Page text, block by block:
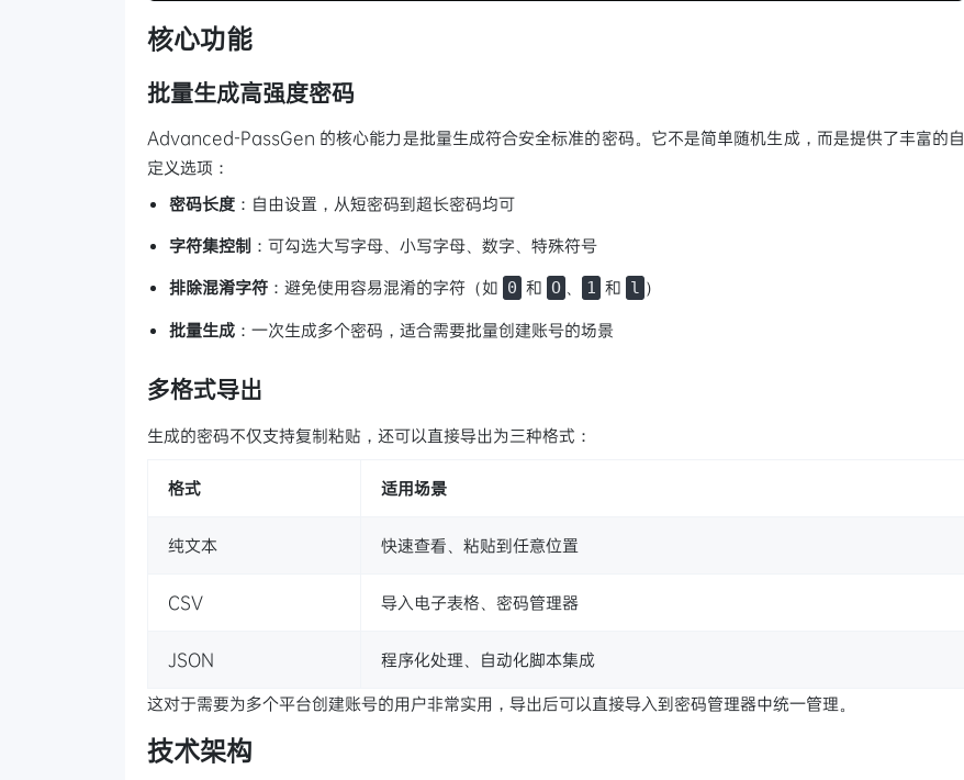
核心功能
批量生成高强度密码
Advanced-PassGen 的核心能力是批量生成符合安全标准的密码。它不是简单随机生成，而是提供了丰富的自
定义选项：
密码长度 ：自由设置，从短密码到超长密码均可
字符集控制 ：可勾选大写字母、小写字母、数字、特殊符号
排除混淆字符 ：避免使用容易混淆的字符（如 0 和 O 、 1 和 l ）
批量生成 ：一次生成多个密码，适合需要批量创建账号的场景
多格式导出
生成的密码不仅支持复制粘贴，还可以直接导出为三种格式：
格式 适用场景
纯文本 快速查看、粘贴到任意位置
CSV 导入电子表格、密码管理器
JSON
程序化处理、自动化脚本集成
这对于需要为多个平台创建账号的用户非常实用，导出后可以直接导入到密码管理器中统一管理。
技术架构